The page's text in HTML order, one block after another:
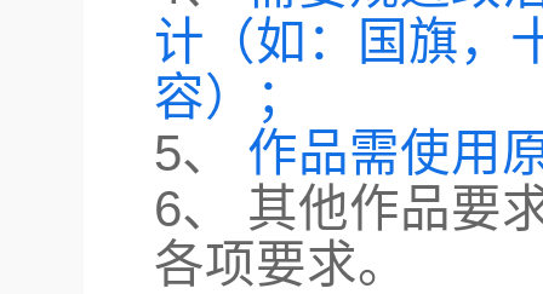
计（如：国旗，
容）；
5、 作品需使用
6、 其他作品要
各项要求。